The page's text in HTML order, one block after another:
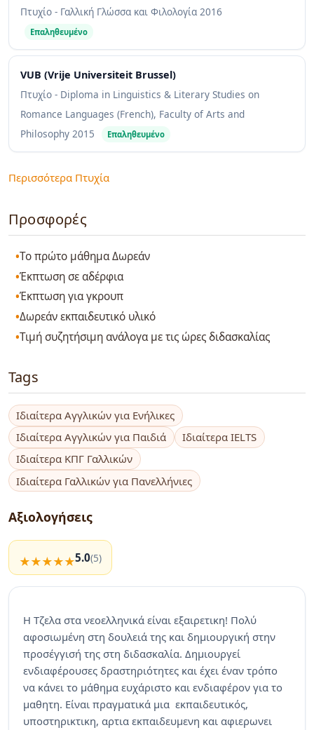
Πτυχίο - Γαλλική Γλώσσα και Φιλολογία 2016
Επαληθευμένο
VUB (Vrije Universiteit Brussel)
Πτυχίο - Diploma in Linguistics & Literary Studies on
Romance Languages (French), Faculty of Arts and
Philosophy 2015 Επαληθευμένο
Περισσότερα Πτυχία
Προσφορές
Το πρώτο μάθημα Δωρεάν
Έκπτωση σε αδέρφια
Έκπτωση για γκρουπ
Δωρεάν εκπαιδευτικό υλικό
Τιμή συζητήσιμη ανάλογα με τις ώρες διδασκαλίας
Tags
Ιδιαίτερα Αγγλικών για Ενήλικες
Ιδιαίτερα Αγγλικών για Παιδιά
Ιδιαίτερα IELTS
Ιδιαίτερα ΚΠΓ Γαλλικών
Ιδιαίτερα Γαλλικών για Πανελλήνιες
Αξιολογήσεις
5.0(5)
Η Τζελα στα νεοελληνικά είναι εξαιρετικη! Πολύ
αφοσιωμένη στη δουλειά της και δημιουργική στην
προσέγγισή της στη διδασκαλία. Δημιουργεί
ενδιαφέρουσες δραστηριότητες και έχει έναν τρόπο
να κάνει το μάθημα ευχάριστο και ενδιαφέρον για το
μαθητη. Είναι πραγματικά μια εκπαιδευτικός,
υποστηρικτικη, αρτια εκπαιδευμενη και αφιερωνει